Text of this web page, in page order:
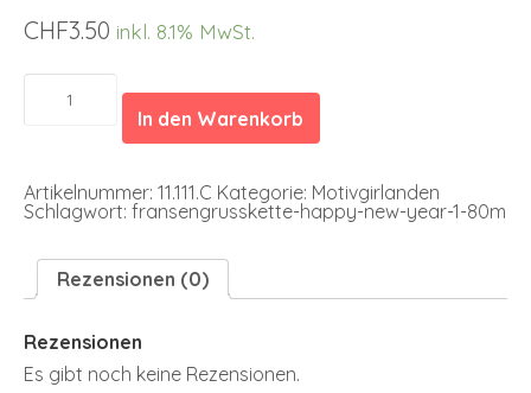
CHF3.50 inkl. 8.1% MwSt.
Fransengrusskette
Happy
New
In den Warenkorb
Artikelnummer: 11.111.C Kategorie: Motivgirlanden
Schlagwort: fransengrusskette-happy-new-year-1-80m
Rezensionen (0)
Rezensionen
Es gibt noch keine Rezensionen.